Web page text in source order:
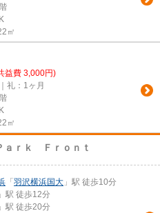
㎡
益費 3,000円)
礼：1ヶ月
㎡
ａｒｋ Ｆｒｏｎｔ
「 羽沢横浜国大 」駅 徒歩10分
」駅 徒歩12分
」駅 徒歩20分